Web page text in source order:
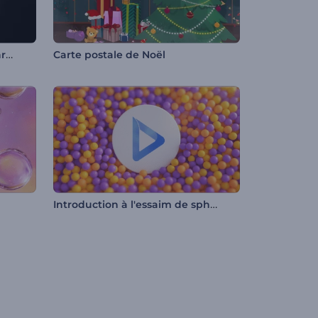
Animation de logo - Glitch chromatique Carte postale de Noël
Introduction à l'essaim de sphères cinétiques